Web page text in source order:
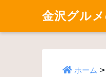
金沢グル
ホーム >